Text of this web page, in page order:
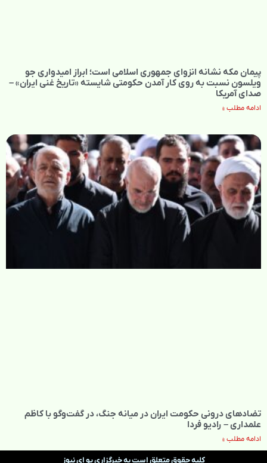
پیمان مکه نشانه انزوای جمهوری اسلامی است؛ ابراز امیدواری جو
ویلسون نسبت به روی کار آمدن حکومتی شایسته «تاریخ غنی ایران» –
صدای آمریکا
ادامه مطلب »
تضادهای درونی حکومت ایران در میانه جنگ، در گفت‌‌وگو با کاظم
علمداری – رادیو فردا
ادامه مطلب »
کلیه حقوق متعلق است به خبرگزاری یو ای نیوز